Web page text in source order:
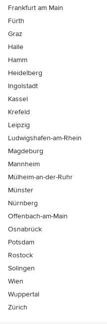
Frankfurt am Main
Fürth
Graz
Halle
Hamm
Heidelberg
Ingolstadt
Kassel
Krefeld
Leipzig
Ludwigshafen-am-Rhein
Magdeburg
Mannheim
Mülheim-an-der-Ruhr
Münster
Nürnberg
Offenbach-am-Main
Osnabrück
Potsdam
Rostock
Solingen
Wien
Wuppertal
Zürich